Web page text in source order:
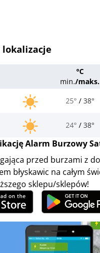
lokalizacje
°C
min./maks.
25° / 38°
24° / 38°
Alarm Burzowy
przed burzami z
błyskawic na całym
sklepu/sklepów!